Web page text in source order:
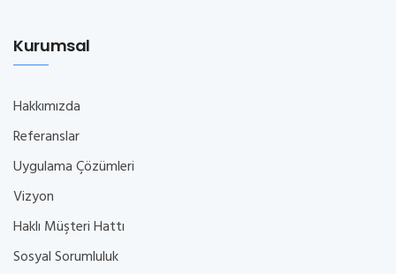
Kurumsal
Hakkımızda
Referanslar
Uygulama Çözümleri
Vizyon
Haklı Müşteri Hattı
Sosyal Sorumluluk